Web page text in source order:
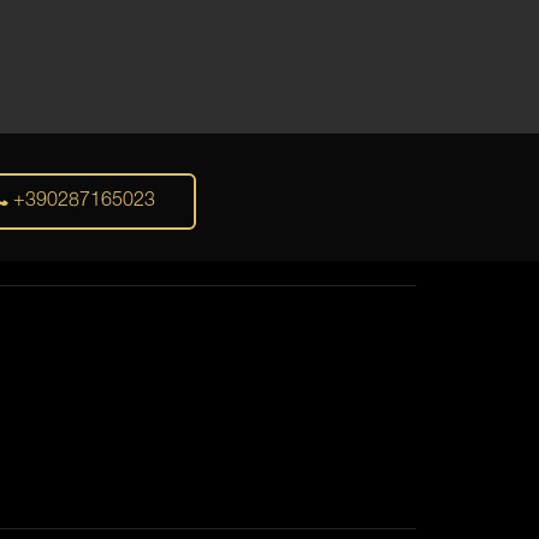
+390287165023